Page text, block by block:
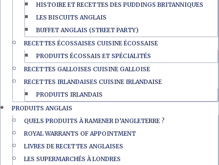
HISTOIRE ET RECETTES DES PUDDINGS BRITANNIQUES
LES BISCUITS ANGLAIS
BUFFET ANGLAIS (STREET PARTY)
RECETTES ÉCOSSAISES CUISINE ÉCOSSAISE
PRODUITS ÉCOSSAIS ET SPÉCIALITÉS
RECETTES GALLOISES CUISINE GALLOISE
RECETTES IRLANDAISES CUISINE IRLANDAISE
PRODUITS IRLANDAIS
PRODUITS ANGLAIS
QUELS PRODUITS À RAMENER D’ANGLETERRE ?
ROYAL WARRANTS OF APPOINTMENT
LIVRES DE RECETTES ANGLAISES
LES SUPERMARCHÉS À LONDRES